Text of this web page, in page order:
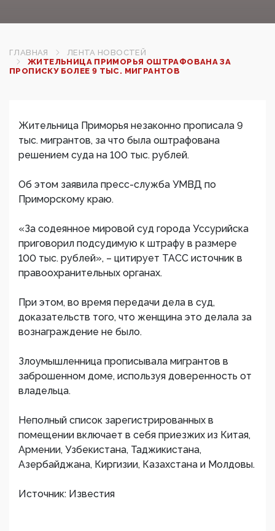
ГЛАВНАЯ
ЛЕНТА НОВОСТЕЙ
ЖИТЕЛЬНИЦА ПРИМОРЬЯ ОШТРАФОВАНА ЗА
ПРОПИСКУ БОЛЕЕ 9 ТЫС. МИГРАНТОВ‍
Жительница Приморья незаконно прописала 9
тыс. мигрантов, за что была оштрафована
решением суда на 100 тыс. рублей.
Об этом заявила пресс-служба УМВД по
Приморскому краю.
«За содеянное мировой суд города Уссурийска
приговорил подсудимую к штрафу в размере
100 тыс. рублей», – цитирует ТАСС источник в
правоохранительных органах.
При этом, во время передачи дела в суд,
доказательств того, что женщина это делала за
вознаграждение не было.
Злоумышленница прописывала мигрантов в
заброшенном доме, используя доверенность от
владельца.
Неполный список зарегистрированных в
помещении включает в себя приезжих из Китая,
Армении, Узбекистана, Таджикистана,
Азербайджана, Киргизии, Казахстана и Молдовы.
Источник: Известия